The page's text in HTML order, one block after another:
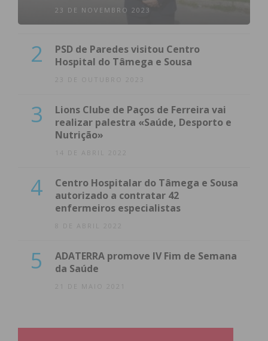
23 DE NOVEMBRO 2023
2
PSD de Paredes visitou Centro
Hospital do Tâmega e Sousa
23 DE OUTUBRO 2023
3
Lions Clube de Paços de Ferreira vai
realizar palestra «Saúde, Desporto e
Nutrição»
14 DE ABRIL 2022
4
Centro Hospitalar do Tâmega e Sousa
autorizado a contratar 42
enfermeiros especialistas
8 DE ABRIL 2022
5
ADATERRA promove IV Fim de Semana
da Saúde
21 DE MAIO 2021